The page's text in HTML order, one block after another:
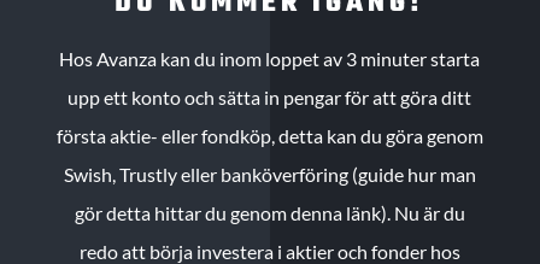
Hos Avanza kan du inom loppet av 3 minuter starta
upp ett konto och sätta in pengar för att göra ditt
första aktie- eller fondköp, detta kan du göra genom
Swish, Trustly eller banköverföring (guide hur man
gör detta hittar du genom denna länk). Nu är du
redo att börja investera i aktier och fonder hos